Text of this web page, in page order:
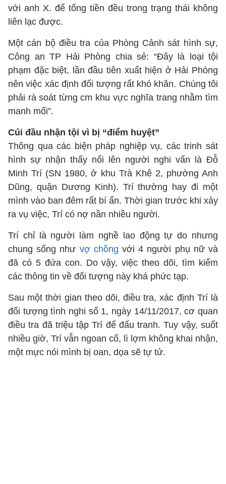
với anh X. để tống tiền đều trong trạng thái không
liên lạc được.
Một cán bộ điều tra của Phòng Cảnh sát hình sự,
Công an TP Hải Phòng chia sẻ: “Đây là loại tội
phạm đặc biệt, lần đầu tiên xuất hiện ở Hải Phòng
nên việc xác định đối tượng rất khó khăn. Chúng tôi
phải rà soát từng cm khu vực nghĩa trang nhằm tìm
manh mối”.
Cúi đầu nhận tội vì bị “điểm huyệt”
Thông qua các biện pháp nghiệp vụ, các trinh sát
hình sự nhận thấy nổi lên người nghi vấn là Đỗ
Minh Trí (SN 1980, ở khu Trà Khê 2, phường Anh
Dũng, quận Dương Kinh). Trí thường hay đi một
mình vào ban đêm rất bí ẩn. Thời gian trước khi xảy
ra vụ việc, Trí có nợ nần nhiều người.
Trí chỉ là người làm nghề lao động tự do nhưng
chung sống như vợ chồng với 4 người phụ nữ và
đã có 5 đứa con. Do vậy, việc theo dõi, tìm kiếm
các thông tin về đối tượng này khá phức tạp.
Sau một thời gian theo dõi, điều tra, xác định Trí là
đối tượng tình nghi số 1, ngày 14/11/2017, cơ quan
điều tra đã triệu tập Trí để đấu tranh. Tuy vậy, suốt
nhiều giờ, Trí vẫn ngoan cố, lì lợm không khai nhận,
một mực nói mình bị oan, dọa sẽ tự tử.